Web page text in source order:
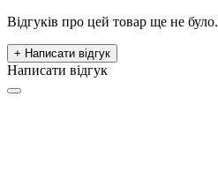
Відгуків про цей товар ще не було.
+ Написати відгук
Написати відгук